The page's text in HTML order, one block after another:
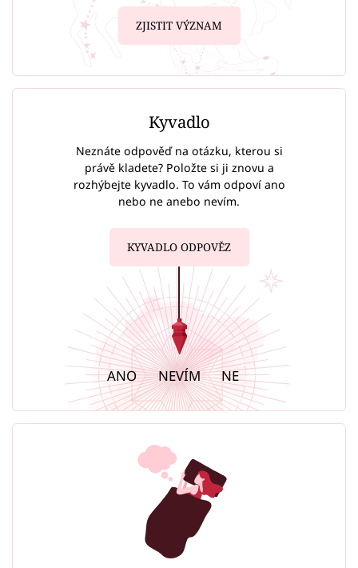
ZJISTIT VÝZNAM
Kyvadlo
Neznáte odpověď na otázku, kterou si
právě kladete? Položte si ji znovu a
rozhýbejte kyvadlo. To vám odpoví ano
nebo ne anebo nevím.
KYVADLO ODPOVĚZ
ANO NEVÍM NE